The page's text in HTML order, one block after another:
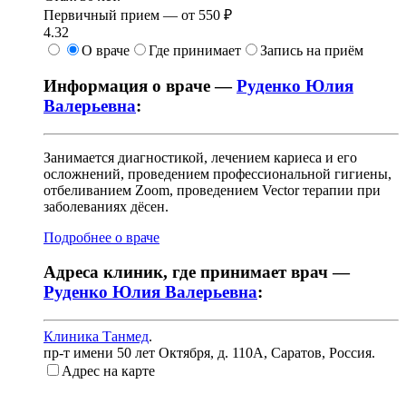
Первичный прием — от 550 ₽
4.32
О враче
Где принимает Запись на приём
Информация о враче —Руденко Юлия
Валерьевна:
Занимается диагностикой, лечением кариеса и его
осложнений, проведением профессиональной гигиены,
отбеливанием Zoom, проведением Vector терапии при
заболеваниях дёсен.
Подробнее о враче
Адреса клиник, где принимает врач —
Руденко Юлия Валерьевна:
Клиника Танмед.
пр-т имени 50 лет Октября, д. 110А, Саратов, Россия.
Адрес на карте